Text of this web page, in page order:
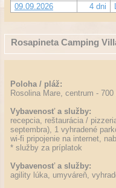
09.09.2026
4 dni
Rosapineta Camping
Poloha / pláž:
Rosolina Mare, centrum -
Vybavenosť a služby:
recepcia, reštaurácia /
septembra), 1 vyhradené
wi-fi pripojenie na internet,
* služby za príplatok
Vybavenosť a služby:
agility lúka, umyváreň,